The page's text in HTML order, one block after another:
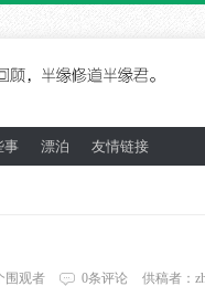
事 漂泊 友情链接
围观者 0条评论 供稿者：